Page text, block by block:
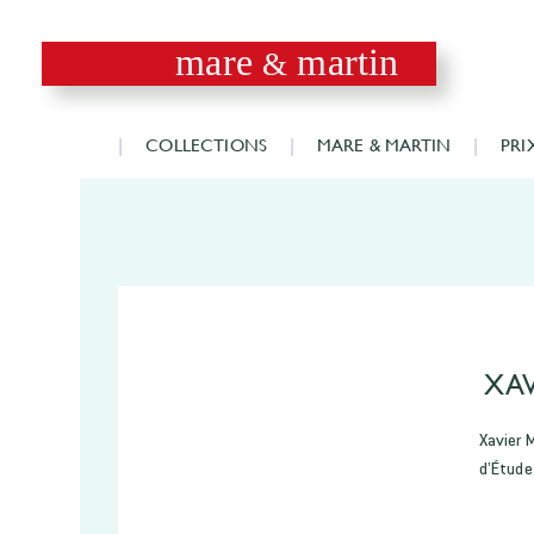
mare & martin
COLLECTIONS MARE & MARTIN
Xavier